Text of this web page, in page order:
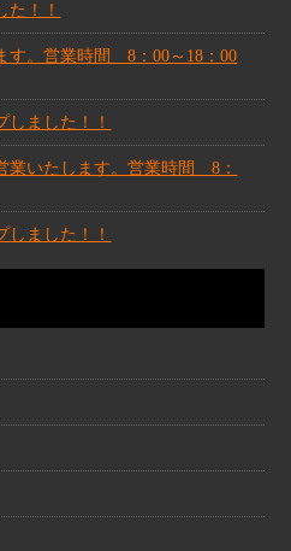
た！！
す。営業時間 8：00～18：00
ました！！
業いたします。営業時間 8：
ました！！